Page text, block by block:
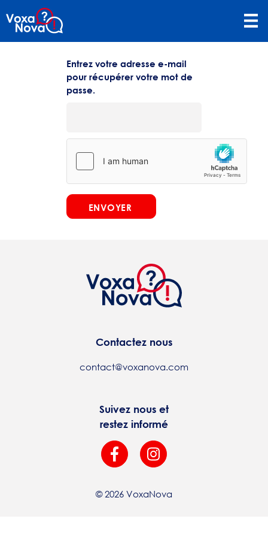
Entrez votre adresse e-mail
pour récupérer votre mot de
passe.
ENVOYER
Contactez nous
contact@voxanova.com
Suivez nous et
restez informé
© 2026 VoxaNova